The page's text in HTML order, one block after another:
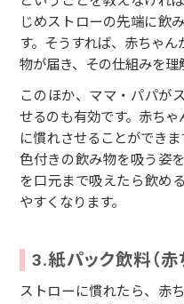
じめストローの先端に飲
す。そうすれば、赤ちゃ
物が届き、その仕組みを理
このほか、ママ・パパが
せるのも有効です。赤ち
に慣れさせることができ
色付きの飲み物を吸う姿
を口元まで吸えたら飲め
やすくなります。
3.紙パック飲料（赤
ストローに慣れたら、赤